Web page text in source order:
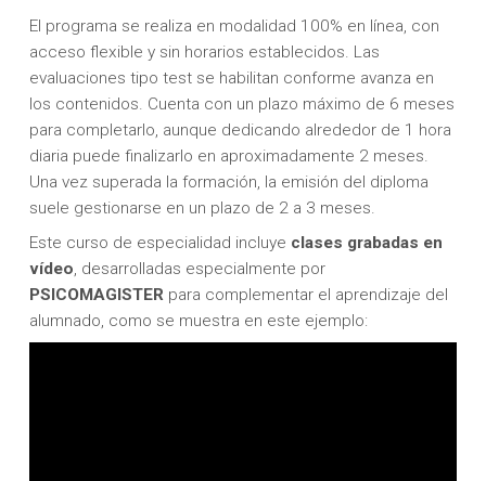
El programa se realiza en modalidad 100% en línea, con
acceso flexible y sin horarios establecidos. Las
evaluaciones tipo test se habilitan conforme avanza en
los contenidos. Cuenta con un plazo máximo de 6 meses
para completarlo, aunque dedicando alrededor de 1 hora
diaria puede finalizarlo en aproximadamente 2 meses.
Una vez superada la formación, la emisión del diploma
suele gestionarse en un plazo de 2 a 3 meses.
Este curso de especialidad incluye clases grabadas en
vídeo, desarrolladas especialmente por
PSICOMAGISTERpara complementar el aprendizaje del
alumnado, como se muestra en este ejemplo: